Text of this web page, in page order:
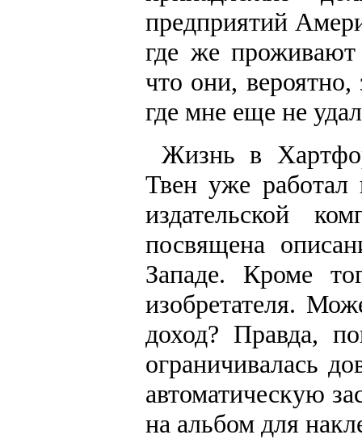
предприятий
где же
что они, вероятно,
где мне еще не
Жизнь в
Твен уже работал
издательской
посвящена
Западе. Кроме
изобретателя.
доход? Правда,
ограничивалась
автоматическую
на альбом для